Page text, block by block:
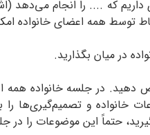
داریم که .... را انجام
توسط همه اعضای خانواده
در میان بگذارید.
دهید. در جلسه خانواده
خانواده و تصمیم‌گیری‌ها
حتماً این موضوعات را در